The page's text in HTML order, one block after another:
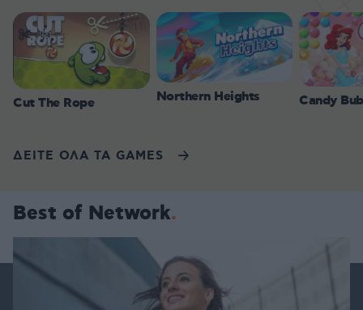
Cut The Rope Northern Heights Candy
ΔΕΙΤΕ ΟΛΑ ΤΑ GAMES
Best of Network